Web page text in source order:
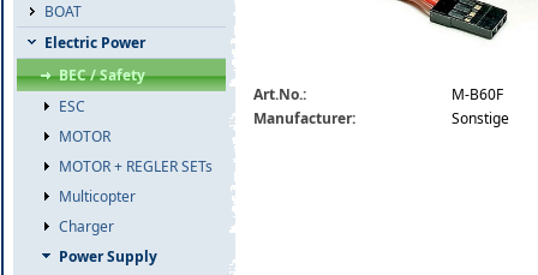
BOAT
Electric Power
BEC / Safety
ESC
MOTOR
MOTOR + REGLER SETs
Multicopter
Charger
Power Supply
Art.No.:
M-B60F
Manufacturer:
Sonstige